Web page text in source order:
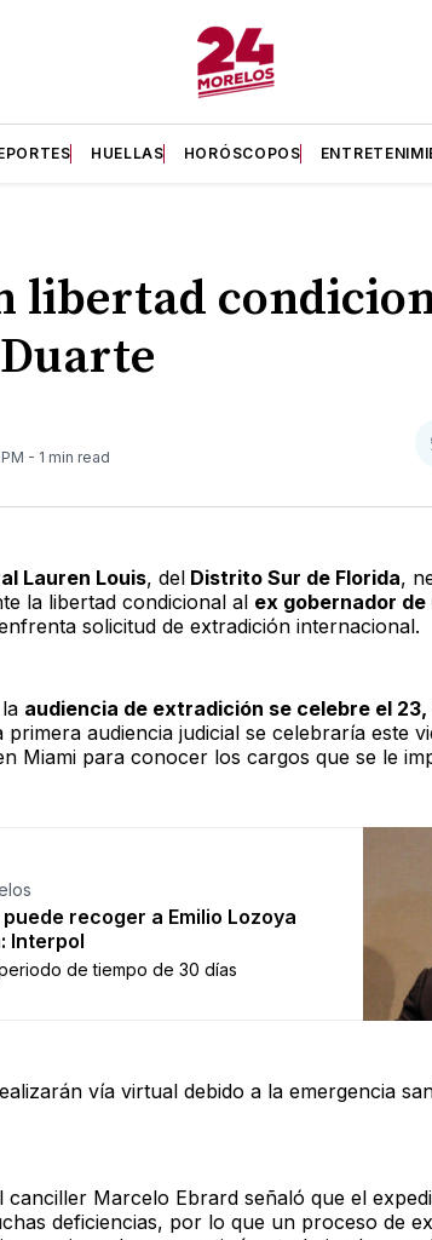
HUELLAS HORÓSCOPOS
libertad
- 1 min read
Lauren Louis, delDistrito Sur de Florida,
la libertad condicional al ex gobernador de
solicitud de extradición internacional.
audiencia de extradición se celebre el 23,
primera audiencia judicial se celebraría este
Miami para conocer los cargos que se le
recoger a Emilio Lozoya
Interpol
de tiempo de 30 días
vía virtual debido a la emergencia
canciller Marcelo Ebrard señaló que el
deficiencias, por lo que un proceso de